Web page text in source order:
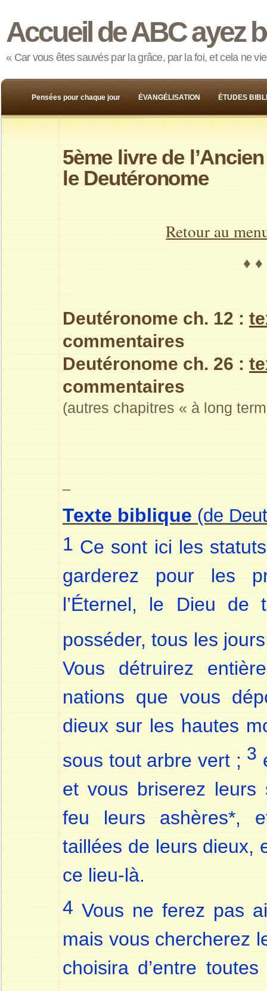
Accueil de ABC ayez
« Car vous êtes sauvés par la grâce, par la foi, et cela ne
Pensées pour chaque jour ÉVANGÉLISATION ÉTUDES
5ème livre de
le Deutéronome
Retour au
♦
–
Deutéronome ch. 12 :
commentaires
Deutéronome ch. 26 :
commentaires
(autres chapitres « à long
–
Texte biblique (de
1 Ce sont ici les
garderez pour les
l’Éternel, le Dieu
posséder, tous les
Vous détruirez
nations que vous
dieux sur les hautes
sous tout arbre vert ; 3
et vous briserez
feu leurs ashères*,
taillées de leurs dieux,
ce lieu-là.
4 Vous ne ferez pas
mais vous chercherez
choisira d’entre